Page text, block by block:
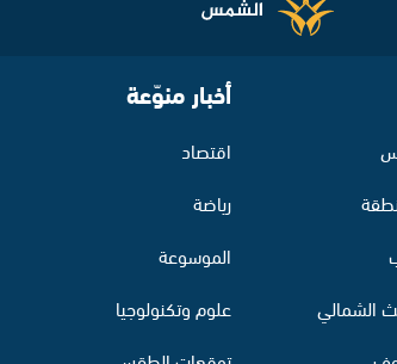
الشمالي
أخبار منوّعة
اقتصاد
رياضة
الموسوعة
علوم وتكنولوجيا